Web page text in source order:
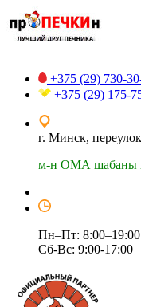
+375 (29) 730-
+375 (29) 175-
г. Минск,
м-н ОМА шабаны
Пн–Пт: 8:00–19:00
Сб-Вс: 9:00-17:00